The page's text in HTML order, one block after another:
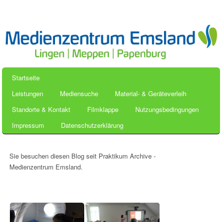
Startseite
Leistungen
Mediensuche
Material- & Geräteverleih
Standorte & Kontakt
Filmklappe
Nutzungsbedingungen
Impressum
Datenschutzerklärung
Sie besuchen diesen Blog seit Praktikum Archive -
Medienzentrum Emsland.